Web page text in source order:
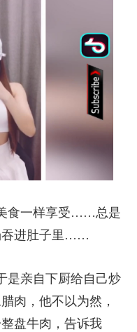
食一样享受……总是
吞进肚子里……
是亲自下厨给自己炒
肉，他不以为然，
盘牛肉，告诉我